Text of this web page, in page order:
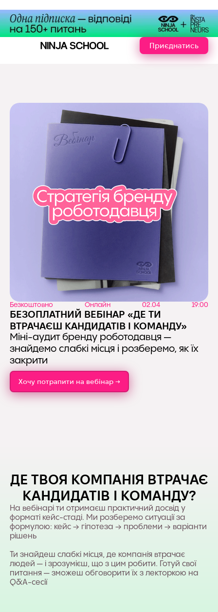
Приєднатись
Безкоштовно Онлайн 02.04 19:00
БЕЗОПЛАТНИЙ ВЕБІНАР «ДЕ ТИ
ВТРАЧАЄШ КАНДИДАТІВ І КОМАНДУ»
Міні-аудит бренду роботодавця —
знайдемо слабкі місця і розберемо, як їх
закрити
Хочу потрапити на вебінар →
ДЕ ТВОЯ КОМПАНІЯ ВТРАЧАЄ
КАНДИДАТІВ І КОМАНДУ?
На вебінарі ти отримаєш практичний досвід у
форматі кейс-стаді. Ми розберемо ситуації за
формулою: кейс → гіпотеза → проблеми → варіанти
рішень
Ти знайдеш слабкі місця, де компанія втрачає
людей — і зрозумієш, що з цим робити. Готуй свої
питання — зможеш обговорити їх з лекторкою на
Q&A-сесії